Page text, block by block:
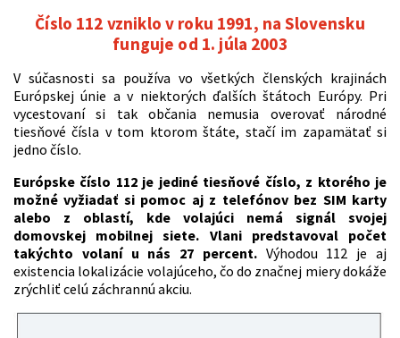
Číslo 112 vzniklo v roku 1991, na Slovensku
funguje od 1. júla 2003
V súčasnosti sa používa vo všetkých členských krajinách
Európskej únie a v niektorých ďalších štátoch Európy. Pri
vycestovaní si tak občania nemusia overovať národné
tiesňové čísla v tom ktorom štáte, stačí im zapamätať si
jedno číslo.
Európske číslo 112 je jediné tiesňové číslo, z ktorého je
možné vyžiadať si pomoc aj z telefónov bez SIM karty
alebo z oblastí, kde volajúci nemá signál svojej
domovskej mobilnej siete. Vlani predstavoval počet
takýchto volaní u nás 27 percent. Výhodou 112 je aj
existencia lokalizácie volajúceho, čo do značnej miery dokáže
zrýchliť celú záchrannú akciu.